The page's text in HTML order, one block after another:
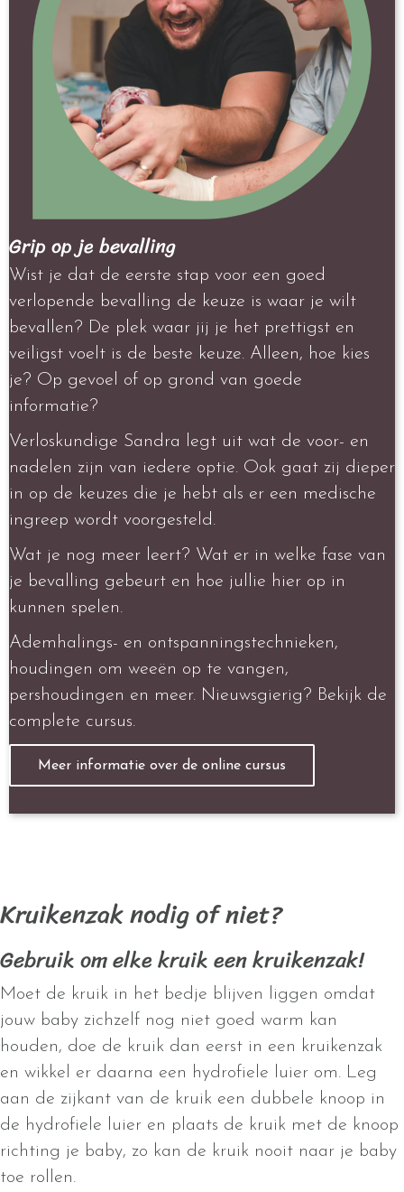
Grip op je bevalling
Wist je dat de eerste stap voor een goed
verlopende bevalling de keuze is waar je wilt
bevallen? De plek waar jij je het prettigst en
veiligst voelt is de beste keuze. Alleen, hoe kies
je? Op gevoel of op grond van goede
informatie?
Verloskundige Sandra legt uit wat de voor- en
nadelen zijn van iedere optie. Ook gaat zij dieper
in op de keuzes die je hebt als er een medische
ingreep wordt voorgesteld.
Wat je nog meer leert? Wat er in welke fase van
je bevalling gebeurt en hoe jullie hier op in
kunnen spelen.
Ademhalings- en ontspanningstechnieken,
houdingen om weeën op te vangen,
pershoudingen en meer. Nieuwsgierig? Bekijk de
complete cursus.
Meer informatie over de online cursus
Kruikenzak nodig of niet?
Gebruik om elke kruik een kruikenzak!
Moet de kruik in het bedje blijven liggen omdat
jouw baby zichzelf nog niet goed warm kan
houden, doe de kruik dan eerst in een kruikenzak
en wikkel er daarna een hydrofiele luier om. Leg
aan de zijkant van de kruik een dubbele knoop in
de hydrofiele luier en plaats de kruik met de knoop
richting je baby, zo kan de kruik nooit naar je baby
toe rollen.